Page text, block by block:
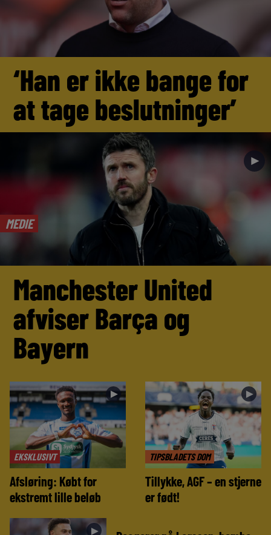
‘Han er ikke bange for
at tage beslutninger’
MEDIE
►
Manchester United
afviser Barça og
Bayern
EKSKLUSIVT
►
Afsløring: Købt for
ekstremt lille beløb
TIPSBLADETS DOM
►
Tillykke, AGF – en stjerne
er født!
►